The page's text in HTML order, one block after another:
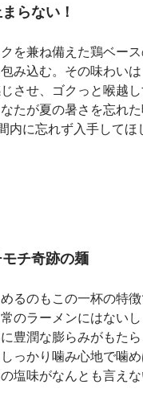
らない！
を兼ね備えた鶏ベー
み込む。その味わい
させ、ゴクっと喉越
たが夏の暑さを忘れ
内に忘れず入手してほ
チ奇跡の麺
るのもこの一杯の特
のラーメンにはない
豊潤な膨らみがもた
っかり噛み心地で噛
塩味がなんとも言え